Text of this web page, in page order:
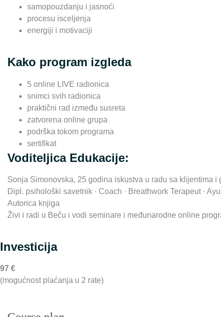
samopouzdanju i jasnoći
procesu isceljenja
energiji i motivaciji
Kako program izgleda
5 online LIVE radionica
snimci svih radionica
praktični rad između susreta
zatvorena online grupa
podrška tokom programa
sertifikat
Voditeljica Edukacije:
Sonja Simonovska, 25 godina iskustva u radu sa klijentima i
Dipl. psihološki savetnik · Coach · Breathwork Terapeut ·
Autorica knjiga
Živi i radi u Beču i vodi seminare i međunarodne online
Investicija
97 €
(mogućnost plaćanja u 2 rate)